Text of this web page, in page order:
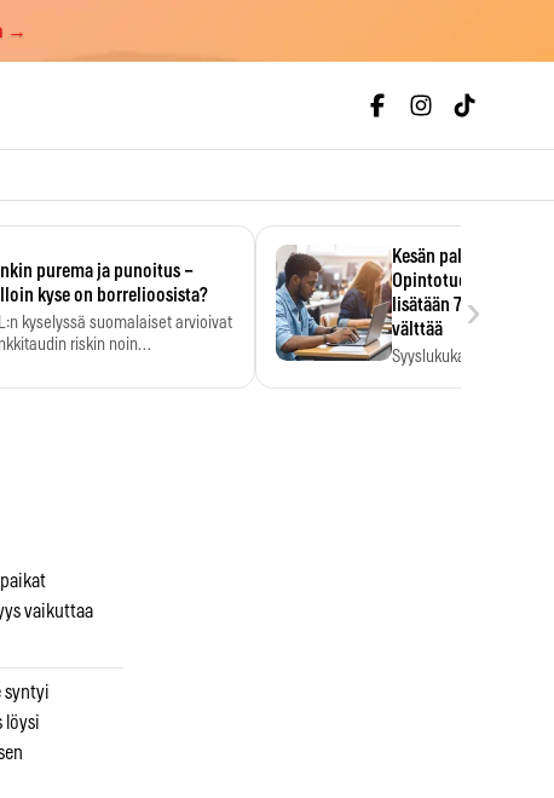
→
purema ja punoitus –
kyse on borrelioosista?
kyselyssä suomalaiset arvioivat
riskin noin
Kesän palkka
Opintotuen
lisätään 7,5
välttää
Syyslukukauden
›
vaikuttaa
syntyi
löysi